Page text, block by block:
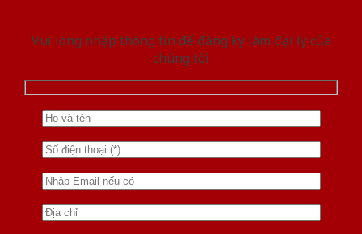
Vui lòng nhập thông tin để đăng ký làm đại lý của
chúng tôi